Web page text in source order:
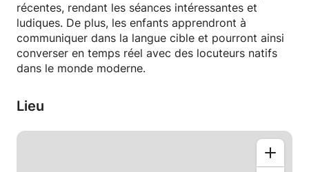
récentes, rendant les séances intéressantes et
ludiques. De plus, les enfants apprendront à
communiquer dans la langue cible et pourront ainsi
converser en temps réel avec des locuteurs natifs
dans le monde moderne.
Lieu